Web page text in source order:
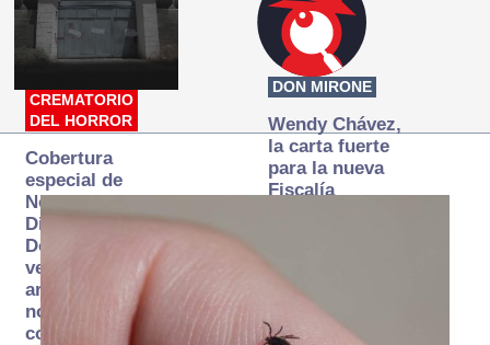
Norte
de
Ciudad
Más
que
noticias,
hacemos periodismo
CREMATORIO
DEL HORROR
Cobertura
especial de
Norte
Digital:
Donde la
verdad
arde… pero
no se
consume
DON MIRONE
Wendy Chávez,
la carta fuerte
para la nueva
Fiscalía